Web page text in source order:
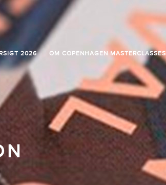
2026 OM COPENHAGEN MASTERCLASSES